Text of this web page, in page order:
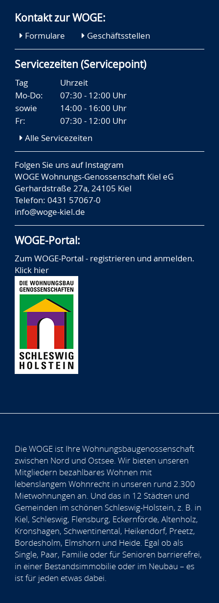
Kontakt zur WOGE:
Formulare Geschäftsstellen
Servicezeiten (Servicepoint)
Tag
Uhrzeit
Mo-Do:
07:30 - 12:00 Uhr
sowie
14:00 - 16:00 Uhr
Fr:
07:30 - 12:00 Uhr
Alle Servicezeiten
Folgen Sie uns aufInstagram
WOGE Wohnungs-Genossenschaft Kiel eG
Gerhardstraße 27a, 24105 Kiel
Telefon: 0431 57067-0
info@woge-kiel.de
WOGE-Portal:
Zum WOGE-Portal - registrieren und anmelden.
Klick hier
Die WOGE ist Ihre Wohnungsbaugenossenschaft
zwischen Nord und Ostsee. Wir bieten unseren
Mitgliedern bezahlbares Wohnen mit
lebenslangem Wohnrecht in unseren rund 2.300
Mietwohnungen an. Und das in 12 Städten und
Gemeinden im schönen Schleswig-Holstein, z. B. in
Kiel, Schleswig, Flensburg, Eckernförde, Altenholz,
Kronshagen, Schwentinental, Heikendorf, Preetz,
Bordesholm, Elmshorn und Heide. Egal ob als
Single, Paar, Familie oder für Senioren barrierefrei,
in einer Bestandsimmobilie oder im Neubau – es
ist für jeden etwas dabei.